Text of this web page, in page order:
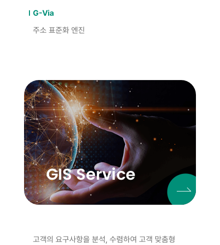
G-Via
주소 표준화 엔진
GIS Service
고객의 요구사항을 분석, 수렴하여 고객 맞춤형